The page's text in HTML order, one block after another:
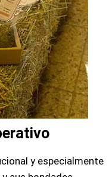
y especialmente